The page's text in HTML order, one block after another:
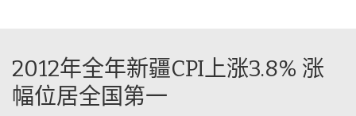
2012年全年新疆CPI上涨3.8% 涨
幅位居全国第一